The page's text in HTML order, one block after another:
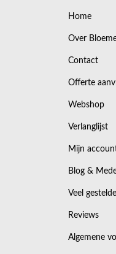
Home
Over
Contact
Offerte
Webshop
Verlanglijst
Mijn
Blog &
Veel
Reviews
Algemene